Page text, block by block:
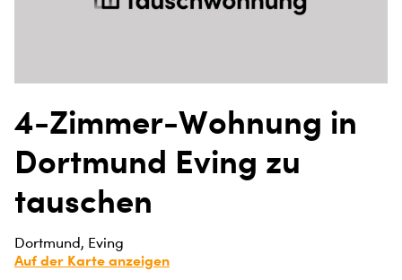
4-Zimmer-Wohnung in
Dortmund Eving zu
tauschen
Dortmund, Eving
Auf der Karte anzeigen